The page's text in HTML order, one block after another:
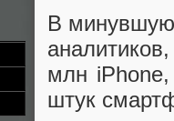
В минувшую
млн iPhone,
штук